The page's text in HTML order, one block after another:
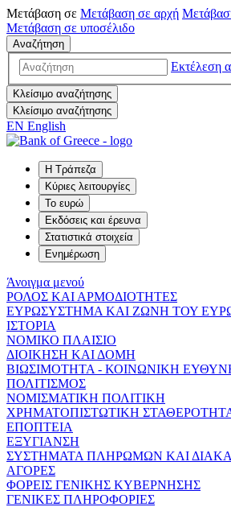
Μετάβαση σε Μετάβαση σε αρχή
Μετάβαση σε υποσέλιδο
Αναζήτηση
Εκτέλεση
Κλείσιμο αναζήτησης
Κλείσιμο αναζήτησης
EN English
Η Τράπεζα
Κύριες λειτουργίες
Το ευρώ
Εκδόσεις και έρευνα
Στατιστικά στοιχεία
Ενημέρωση
Άνοιγμα μενού
ΡΟΛΟΣ ΚΑΙ ΑΡΜΟΔΙΟΤΗΤΕΣ
ΕΥΡΩΣΥΣΤΗΜΑ ΚΑΙ ΖΩΝΗ ΤΟΥ
ΙΣΤΟΡΙΑ
ΝΟΜΙΚΟ ΠΛΑΙΣΙΟ
ΔΙΟΙΚΗΣΗ ΚΑΙ ΔΟΜΗ
ΒΙΩΣΙΜΟΤΗΤΑ - ΚΟΙΝΩΝΙΚΗ
ΠΟΛΙΤΙΣΜΟΣ
ΝΟΜΙΣΜΑΤΙΚΗ ΠΟΛΙΤΙΚΗ
ΧΡΗΜΑΤΟΠΙΣΤΩΤΙΚΗ
ΕΠΟΠΤΕΙΑ
ΕΞΥΓΙΑΝΣΗ
ΣΥΣΤΗΜΑΤΑ ΠΛΗΡΩΜΩΝ ΚΑΙ
ΑΓΟΡΕΣ
ΦΟΡΕΙΣ ΓΕΝΙΚΗΣ ΚΥΒΕΡΝΗΣΗΣ
ΓΕΝΙΚΕΣ ΠΛΗΡΟΦΟΡΙΕΣ